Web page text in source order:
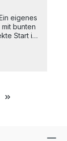
eigenes
bunten
Start in
und
von
beim
in kurzer
bis zur